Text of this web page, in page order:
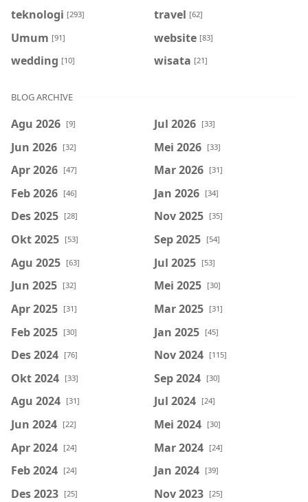
teknologi [293] travel [62]
Umum [91] website [83]
wedding [10] wisata [21]
BLOG ARCHIVE
Agu 2026 [9] Jul 2026 [33]
Jun 2026 [32] Mei 2026 [33]
Apr 2026 [47] Mar 2026 [31]
Feb 2026 [46] Jan 2026 [34]
Des 2025 [28] Nov 2025 [35]
Okt 2025 [53] Sep 2025 [54]
Agu 2025 [63] Jul 2025 [53]
Jun 2025 [32] Mei 2025 [30]
Apr 2025 [31] Mar 2025 [31]
Feb 2025 [30] Jan 2025 [45]
Des 2024 [76] Nov 2024 [115]
Okt 2024 [33] Sep 2024 [30]
Agu 2024 [31] Jul 2024 [24]
Jun 2024 [22] Mei 2024 [30]
Apr 2024 [24] Mar 2024 [24]
Feb 2024 [24] Jan 2024 [39]
Des 2023 [25] Nov 2023 [25]